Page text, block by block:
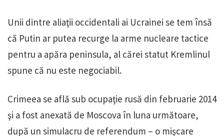
Unii dintre aliaţii occidentali ai Ucrainei se tem însă
că Putin ar putea recurge la arme nucleare tactice
pentru a apăra peninsula, al cărei statut Kremlinul
spune că nu este negociabil.
Crimeea se află sub ocupaţie rusă din februarie 2014
şi a fost anexată de Moscova în luna următoare,
după un simulacru de referendum – o mişcare